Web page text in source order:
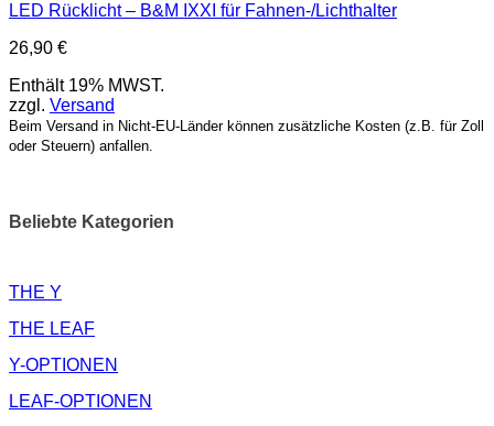
LED Rücklicht – B&M IXXI für Fahnen-/Lichthalter
26,90 €
Enthält 19% MWST.
zzgl. Versand
Beim Versand in Nicht-EU-Länder können zusätzliche Kosten (z.B. für Zoll
oder Steuern) anfallen.
Beliebte Kategorien
THE Y
THE LEAF
Y-OPTIONEN
LEAF-OPTIONEN